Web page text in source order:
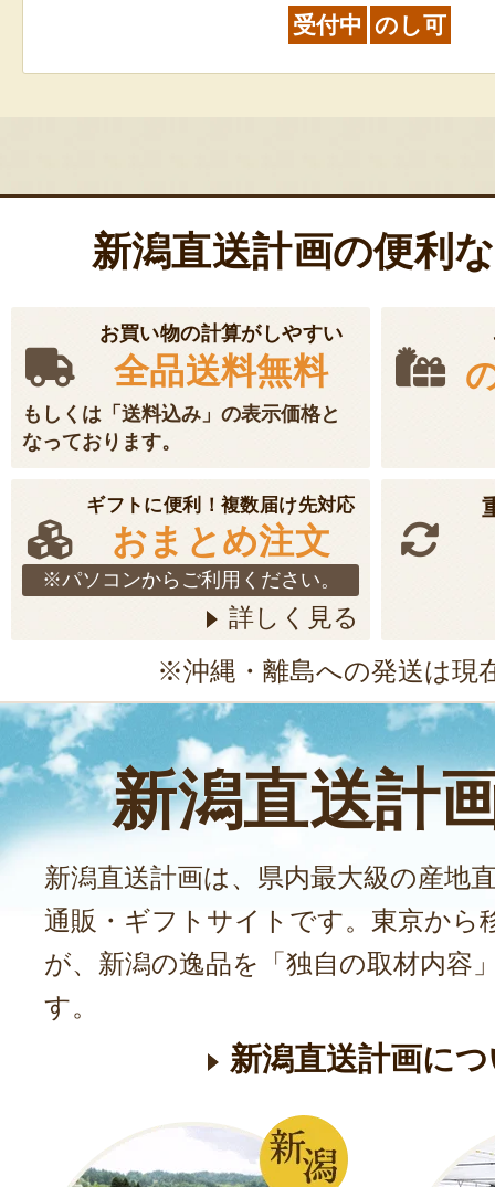
受付中 のし可
新潟直送計画の便利
お買い物の計算がしやすい
全品送料無料
もしくは「送料込み」の表示価格と
なっております。
ギフトに便利！複数届け先対応
おまとめ注文
※パソコンからご利用ください。
詳しく見る
※沖縄・離島への発送は現
新潟直送計
新潟直送計画は、県内最大級の産地
通販・ギフトサイトです。東京から
が、新潟の逸品を「独自の取材内容
す。
新潟直送計画に